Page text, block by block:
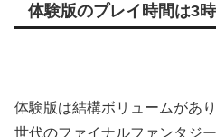
体験版のプレイ時間は3
体験版は結構ボリュームがあ
世代のファイナルファンタジ